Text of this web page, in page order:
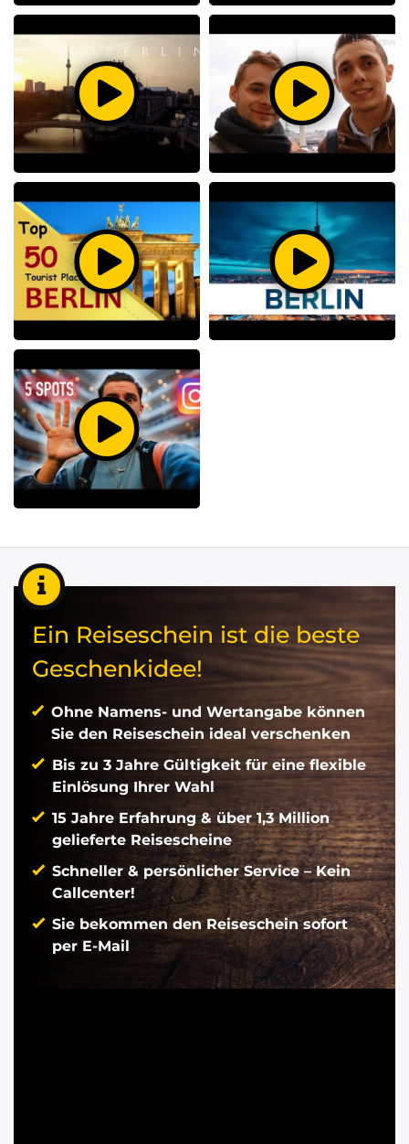
Ein Reiseschein ist die beste
Geschenkidee!
Ohne Namens- und Wertangabe können
Sie den Reiseschein ideal verschenken
Bis zu 3 Jahre Gültigkeit für eine flexible
Einlösung Ihrer Wahl
15 Jahre Erfahrung & über 1,3 Million
gelieferte Reisescheine
Schneller & persönlicher Service – Kein
Callcenter!
Sie bekommen den Reiseschein sofort
per E-Mail